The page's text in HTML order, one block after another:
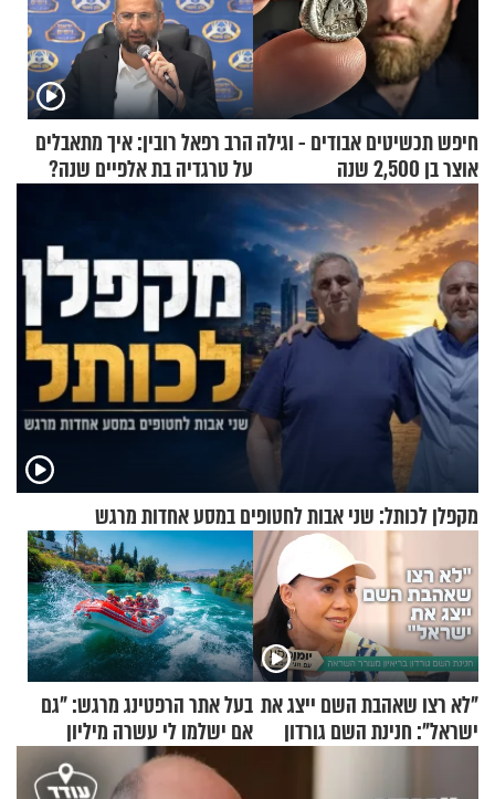
חיפש תכשיטים אבודים - וגילה
אוצר בן 2,500 שנה
הרב רפאל רובין: איך מתאבלים
על טרגדיה בת אלפיים שנה?
מקפלן לכותל: שני אבות לחטופים במסע אחדות מרגש
"לא רצו שאהבת השם ייצג את
ישראל": חנינת השם גורדון
בעל אתר הרפטינג מרגש: "גם
אם ישלמו לי עשרה מיליון
שקלים - לא אפתח בשבת"